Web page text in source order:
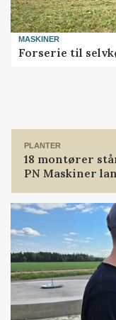
MASKINER
Forserie til
PLANTER
18 montører
PN Maskiner